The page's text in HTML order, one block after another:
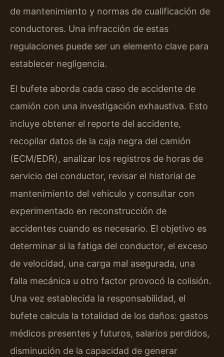
de mantenimiento y normas de cualificación de
conductores. Una infracción de estas
regulaciones puede ser un elemento clave para
establecer negligencia.
El bufete aborda cada caso de accidente de
camión con una investigación exhaustiva. Esto
incluye obtener el reporte del accidente,
recopilar datos de la caja negra del camión
(ECM/EDR), analizar los registros de horas de
servicio del conductor, revisar el historial de
mantenimiento del vehículo y consultar con
experimentado en reconstrucción de
accidentes cuando es necesario. El objetivo es
determinar si la fatiga del conductor, el exceso
de velocidad, una carga mal asegurada, una
falla mecánica u otro factor provocó la colisión.
Una vez establecida la responsabilidad, el
bufete calcula la totalidad de los daños: gastos
médicos presentes y futuros, salarios perdidos,
disminución de la capacidad de generar